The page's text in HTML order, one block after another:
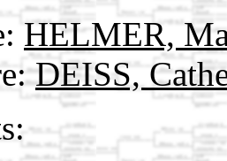
HELMER,
DEISS,